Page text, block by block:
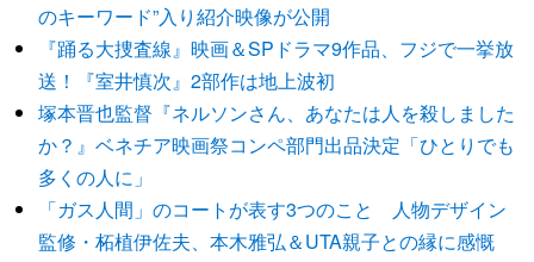
のキーワード”入り紹介映像が公開
『踊る大捜査線』映画＆SPドラマ9作品、フジで一挙放
送！『室井慎次』2部作は地上波初
塚本晋也監督『ネルソンさん、あなたは人を殺しました
か？』ベネチア映画祭コンペ部門出品決定「ひとりでも
多くの人に」
「ガス人間」のコートが表す3つのこと 人物デザイン
監修・柘植伊佐夫、本木雅弘＆UTA親子との縁に感慨